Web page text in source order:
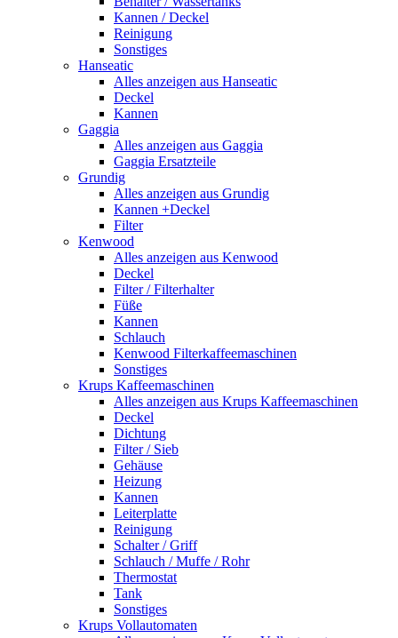
Kannen / Deckel
Reinigung
Sonstiges
Hanseatic
Alles anzeigen aus Hanseatic
Deckel
Kannen
Gaggia
Alles anzeigen aus Gaggia
Gaggia Ersatzteile
Grundig
Alles anzeigen aus Grundig
Kannen +Deckel
Filter
Kenwood
Alles anzeigen aus Kenwood
Deckel
Filter / Filterhalter
Füße
Kannen
Schlauch
Kenwood Filterkaffeemaschinen
Sonstiges
Krups Kaffeemaschinen
Alles anzeigen aus Krups Kaffeemaschinen
Deckel
Dichtung
Filter / Sieb
Gehäuse
Heizung
Kannen
Leiterplatte
Reinigung
Schalter / Griff
Schlauch / Muffe / Rohr
Thermostat
Tank
Sonstiges
Krups Vollautomaten